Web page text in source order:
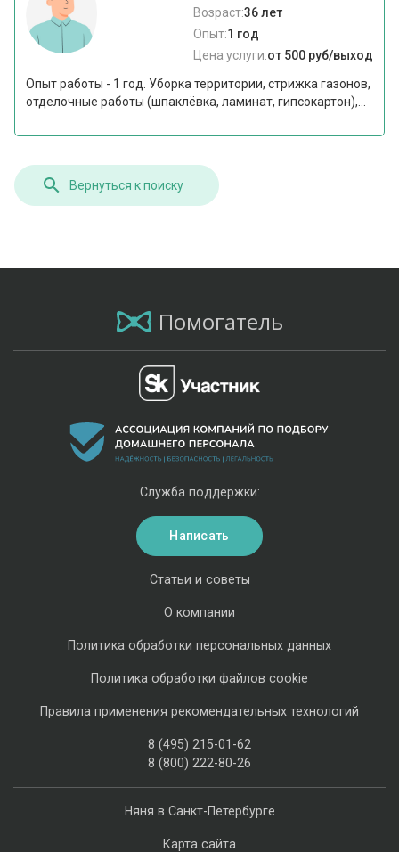
Возраст:36 лет
Опыт:1 год
Цена услуги:от 500 руб/выход
Опыт работы - 1 год. Уборка территории, стрижка газонов,
отделочные работы (шпаклёвка, ламинат, гипсокартон),...
Вернуться к поиску
Помогатель
Няня в Санкт-Петербурге
Карта сайта
Статьи и советы
О компании
Политика обработки персональных данных
Политика обработки файлов cookie
Правила применения рекомендательных технологий
8 (495) 215-01-62
8 (800) 222-80-26
Служба поддержки:
Написать